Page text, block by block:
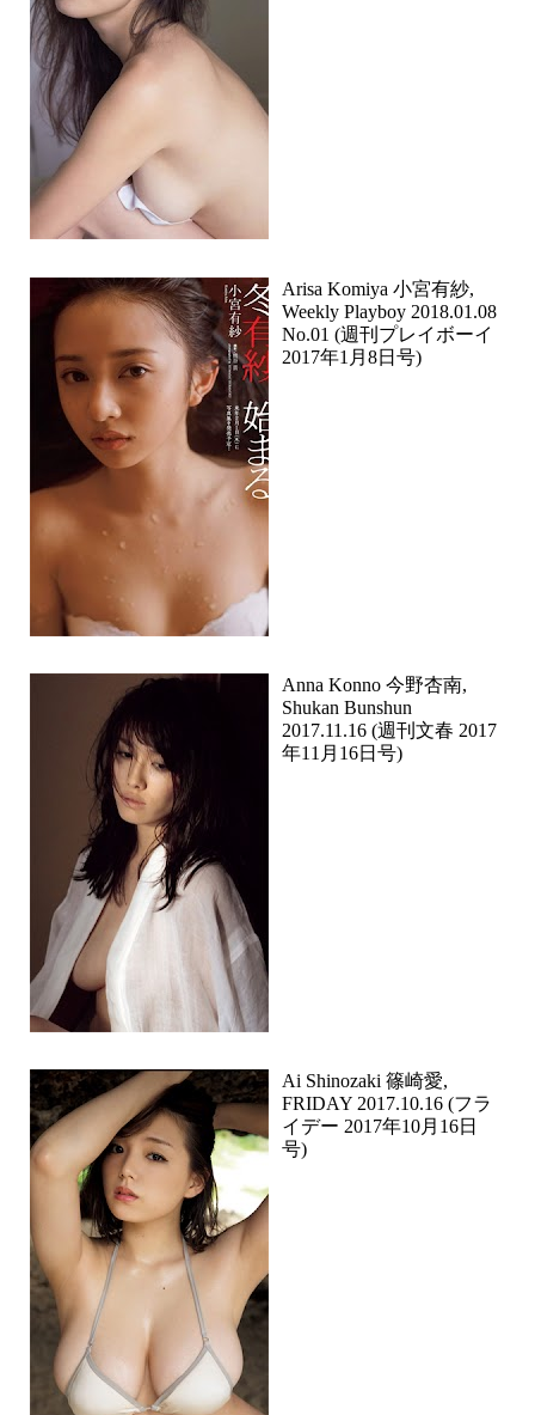
Arisa Komiya 小宮有紗,
Weekly Playboy 2018.01.08
No.01 (週刊プレイボーイ
2017年1月8日号)
Anna Konno 今野杏南,
Shukan Bunshun
2017.11.16 (週刊文春 2017
年11月16日号)
Ai Shinozaki 篠崎愛,
FRIDAY 2017.10.16 (フラ
イデー 2017年10月16日
号)